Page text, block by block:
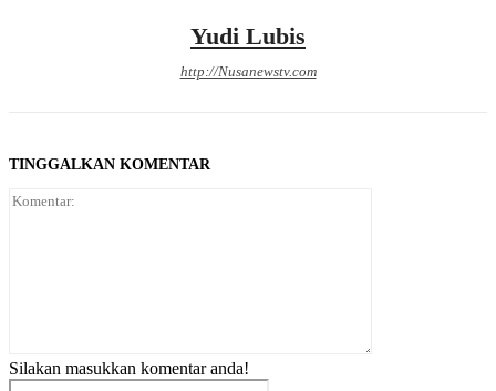
Yudi Lubis
http://Nusanewstv.com
TINGGALKAN KOMENTAR
Silakan masukkan komentar anda!